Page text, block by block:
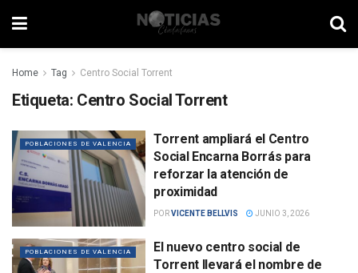
Home Tag Centro Social Torrent
Etiqueta: Centro Social Torrent
POBLACIONES DE VALENCIA
Torrent ampliará el Centro
Social Encarna Borrás para
reforzar la atención de
proximidad
PORVICENTE BELLVIS JUNIO 3, 2026
POBLACIONES DE VALENCIA
El nuevo centro social de
Torrent llevará el nombre de